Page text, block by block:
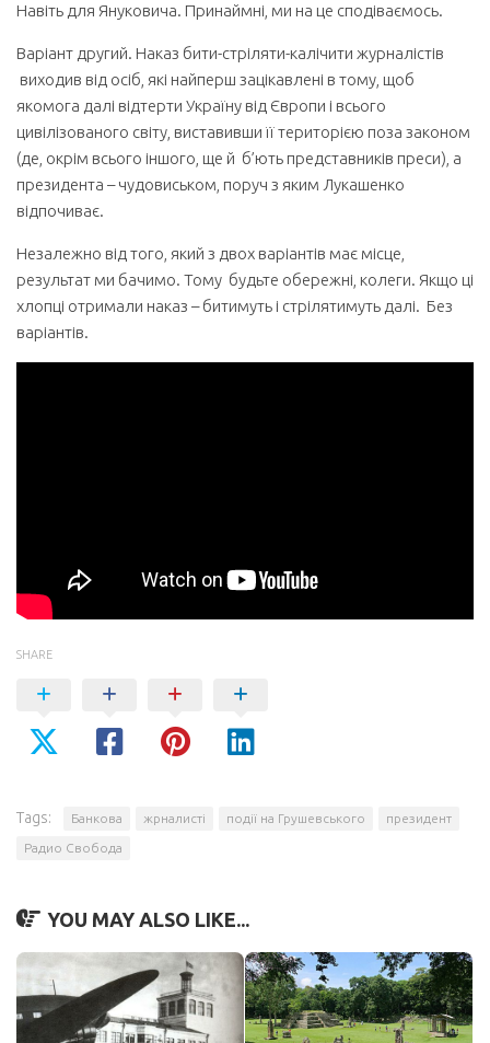
Навіть для Януковича. Принаймні, ми на це сподіваємось.
Варіант другий. Наказ бити-стріляти-калічити журналістів
виходив від осіб, які найперш зацікавлені в тому, щоб
якомога далі відтерти Україну від Європи і всього
цивілізованого світу, виставивши її територією поза законом
(де, окрім всього іншого, ще й б’ють представників преси), а
президента – чудовиськом, поруч з яким Лукашенко
відпочиває.
Незалежно від того, який з двох варіантів має місце,
результат ми бачимо. Тому будьте обережні, колеги. Якщо ці
хлопці отримали наказ – битимуть і стрілятимуть далі. Без
варіантів.
SHARE
Tags: Банкова жрналисті події на Грушевського президент
Радио Свобода
YOU MAY ALSO LIKE...